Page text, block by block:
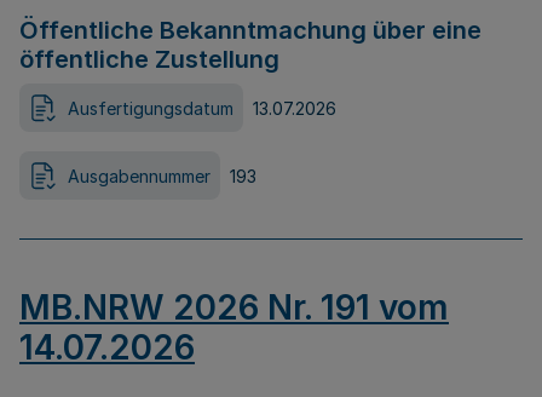
Öffentliche Bekanntmachung über eine
öffentliche Zustellung
Ausfertigungsdatum 13.07.2026
Ausgabennummer 193
MB.NRW 2026 Nr. 191 vom
14.07.2026